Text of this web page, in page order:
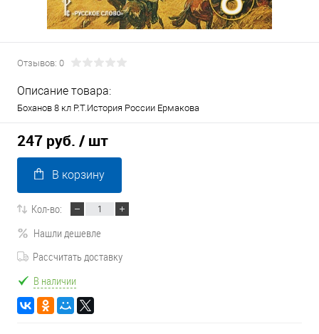
Отзывов: 0
Описание товара:
Боханов 8 кл Р.Т.История России Ермакова
247 руб. / шт
В корзину
Кол-во:
Нашли дешевле
Рассчитать доставку
В наличии